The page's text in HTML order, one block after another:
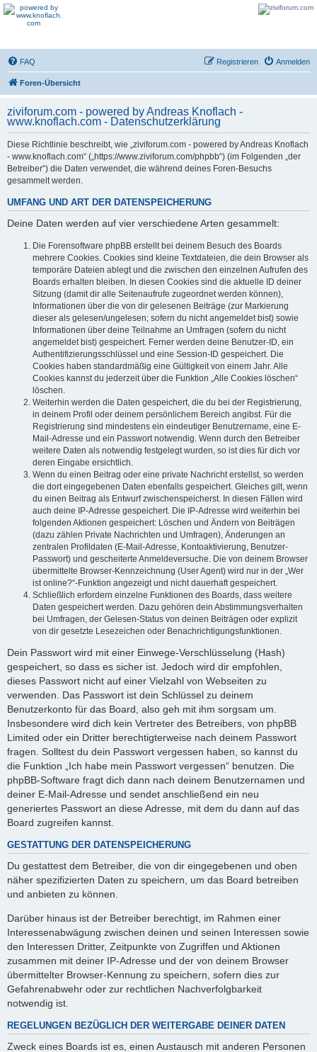
FAQ Anmelden
Registrieren
Foren-Übersicht
ziviforum.com - powered by Andreas Knoflach -
www.knoflach.com - Datenschutzerklärung
Diese Richtlinie beschreibt, wie „ziviforum.com - powered by Andreas Knoflach
- www.knoflach.com“ („https://www.ziviforum.com/phpbb“) (im Folgenden „der
Betreiber“) die Daten verwendet, die während deines Foren-Besuchs
gesammelt werden.
UMFANG UND ART DER DATENSPEICHERUNG
Deine Daten werden auf vier verschiedene Arten gesammelt:
Die Forensoftware phpBB erstellt bei deinem Besuch des Boards
mehrere Cookies. Cookies sind kleine Textdateien, die dein Browser als
temporäre Dateien ablegt und die zwischen den einzelnen Aufrufen des
Boards erhalten bleiben. In diesen Cookies sind die aktuelle ID deiner
Sitzung (damit dir alle Seitenaufrufe zugeordnet werden können),
Informationen über die von dir gelesenen Beiträge (zur Markierung
dieser als gelesen/ungelesen; sofern du nicht angemeldet bist) sowie
Informationen über deine Teilnahme an Umfragen (sofern du nicht
angemeldet bist) gespeichert. Ferner werden deine Benutzer-ID, ein
Authentifizierungsschlüssel und eine Session-ID gespeichert. Die
Cookies haben standardmäßig eine Gültigkeit von einem Jahr. Alle
Cookies kannst du jederzeit über die Funktion „Alle Cookies löschen“
löschen.
Weiterhin werden die Daten gespeichert, die du bei der Registrierung,
in deinem Profil oder deinem persönlichem Bereich angibst. Für die
Registrierung sind mindestens ein eindeutiger Benutzername, eine E-
Mail-Adresse und ein Passwort notwendig. Wenn durch den Betreiber
weitere Daten als notwendig festgelegt wurden, so ist dies für dich vor
deren Eingabe ersichtlich.
Wenn du einen Beitrag oder eine private Nachricht erstellst, so werden
die dort eingegebenen Daten ebenfalls gespeichert. Gleiches gilt, wenn
du einen Beitrag als Entwurf zwischenspeicherst. In diesen Fällen wird
auch deine IP-Adresse gespeichert. Die IP-Adresse wird weiterhin bei
folgenden Aktionen gespeichert: Löschen und Ändern von Beiträgen
(dazu zählen Private Nachrichten und Umfragen), Änderungen an
zentralen Profildaten (E-Mail-Adresse, Kontoaktivierung, Benutzer-
Passwort) und gescheiterte Anmeldeversuche. Die von deinem Browser
übermittelte Browser-Kennzeichnung (User Agent) wird nur in der „Wer
ist online?“-Funktion angezeigt und nicht dauerhaft gespeichert.
Schließlich erfordern einzelne Funktionen des Boards, dass weitere
Daten gespeichert werden. Dazu gehören dein Abstimmungsverhalten
bei Umfragen, der Gelesen-Status von deinen Beiträgen oder explizit
von dir gesetzte Lesezeichen oder Benachrichtigungsfunktionen.
Dein Passwort wird mit einer Einwege-Verschlüsselung (Hash)
gespeichert, so dass es sicher ist. Jedoch wird dir empfohlen,
dieses Passwort nicht auf einer Vielzahl von Webseiten zu
verwenden. Das Passwort ist dein Schlüssel zu deinem
Benutzerkonto für das Board, also geh mit ihm sorgsam um.
Insbesondere wird dich kein Vertreter des Betreibers, von phpBB
Limited oder ein Dritter berechtigterweise nach deinem Passwort
fragen. Solltest du dein Passwort vergessen haben, so kannst du
die Funktion „Ich habe mein Passwort vergessen“ benutzen. Die
phpBB-Software fragt dich dann nach deinem Benutzernamen und
deiner E-Mail-Adresse und sendet anschließend ein neu
generiertes Passwort an diese Adresse, mit dem du dann auf das
Board zugreifen kannst.
GESTATTUNG DER DATENSPEICHERUNG
Du gestattest dem Betreiber, die von dir eingegebenen und oben
näher spezifizierten Daten zu speichern, um das Board betreiben
und anbieten zu können.
Darüber hinaus ist der Betreiber berechtigt, im Rahmen einer
Interessenabwägung zwischen deinen und seinen Interessen sowie
den Interessen Dritter, Zeitpunkte von Zugriffen und Aktionen
zusammen mit deiner IP-Adresse und der von deinem Browser
übermittelter Browser-Kennung zu speichern, sofern dies zur
Gefahrenabwehr oder zur rechtlichen Nachverfolgbarkeit
notwendig ist.
REGELUNGEN BEZÜGLICH DER WEITERGABE DEINER DATEN
Zweck eines Boards ist es, einen Austausch mit anderen Personen